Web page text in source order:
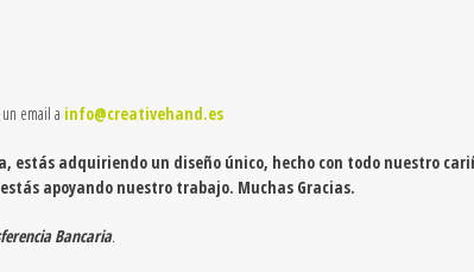
email a info@creativehand.es
estás adquiriendo un diseño único, hecho con todo nuestro
apoyando nuestro trabajo. Muchas Gracias.
Bancaria.